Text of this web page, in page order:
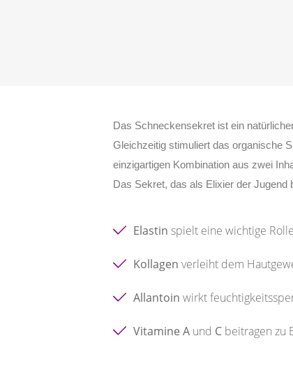
Das Schneckensekret ist ein
Gleichzeitig stimuliert das organische
einzigartigen Kombination aus zwei
Das Sekret, das als Elixier der Jugend
Elastin spielt eine wichtige
Kollagen verleiht dem
Allantoin wirkt
Vitamine A und C beitragen zu